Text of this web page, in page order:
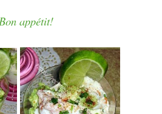
appétit!